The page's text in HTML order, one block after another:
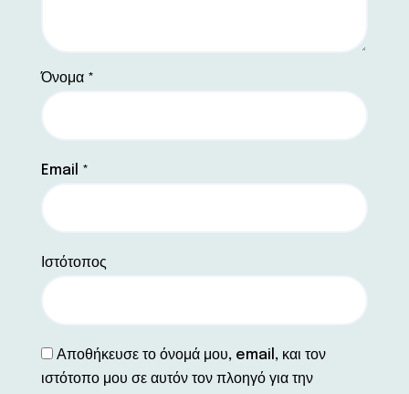
Όνομα *
Email *
Ιστότοπος
Αποθήκευσε το όνομά μου, email, και τον
ιστότοπο μου σε αυτόν τον πλοηγό για την